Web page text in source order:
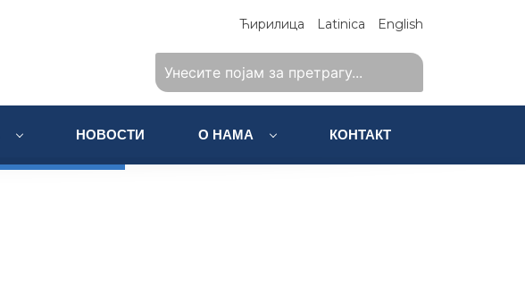
Ћирилица Latinica English
НОВОСТИ О НАМА КОНТАКТ